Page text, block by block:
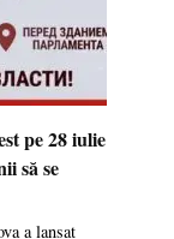
pe 28 iulie
să se
a lansat